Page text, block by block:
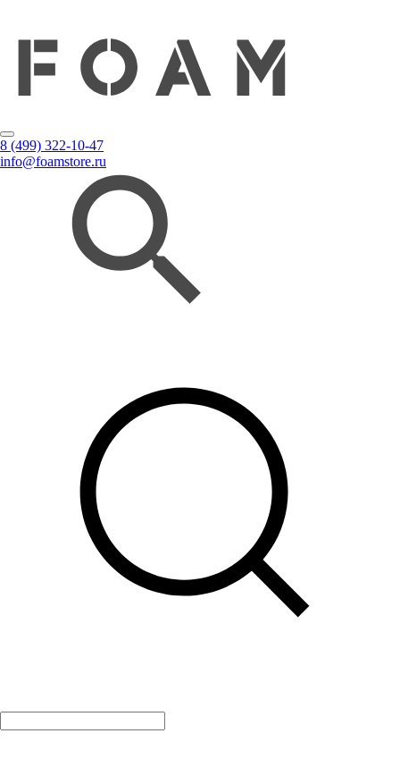
8 (499) 322-10-47
info@foamstore.ru